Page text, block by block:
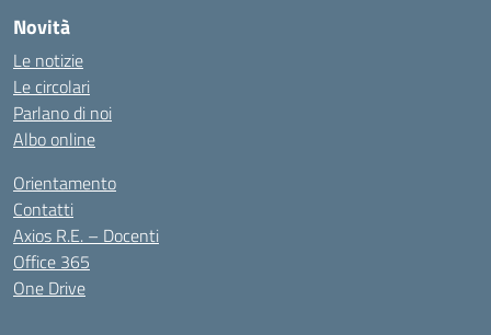
Novità
Le notizie
Le circolari
Parlano di noi
Albo online
Orientamento
Contatti
Axios R.E. – Docenti
Office 365
One Drive